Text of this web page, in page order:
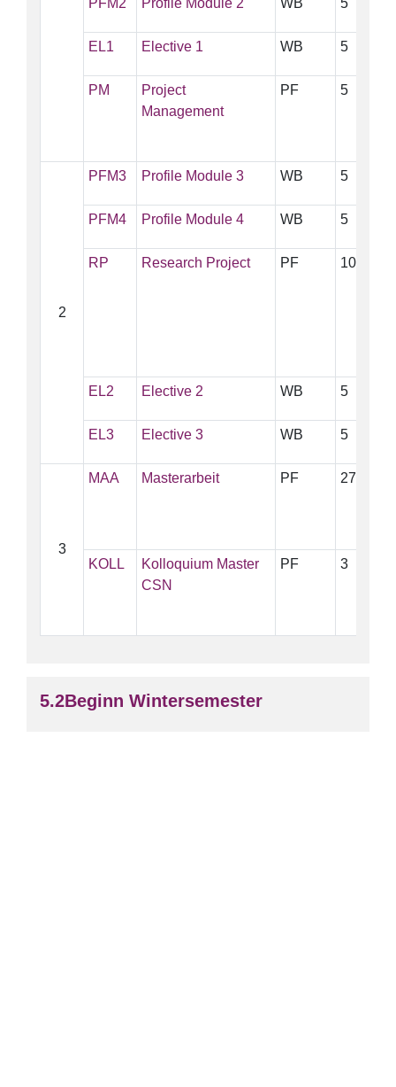
PFM2 Profile Module 2 WB 5
EL1 Elective 1 WB 5
PM
Project
Management
PF 5
2
PFM3 Profile Module 3 WB 5
PFM4 Profile Module 4 WB 5
RP Research Project PF 10
EL2 Elective 2 WB 5
EL3 Elective 3 WB 5
3
MAA Masterarbeit PF 27
KOLL
Kolloquium Master
CSN
PF 3
Beginn Wintersemester